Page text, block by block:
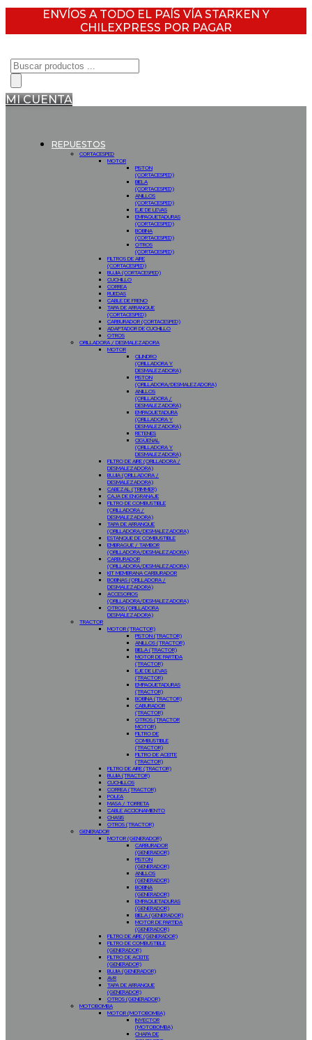
ENVÍOS A TODO EL PAÍS VÍA STARKEN Y
CHILEXPRESS POR PAGAR
Búsqueda
de
productos
MI CUENTA
REPUESTOS
CORTACESPED
MOTOR
PISTON
(CORTACESPED)
BIELA
(CORTACESPED)
ANILLOS
(CORTACESPED)
EJE DE LEVAS
EMPAQUETADURAS
(CORTACESPED)
BOBINA
(CORTACESPED)
OTROS
(CORTACESPED)
FILTROS DE AIRE
(CORTACESPED)
BUJIA (CORTACESPED)
CUCHILLO
CORREA
RUEDAS
CABLE DE FRENO
TAPA DE ARRANQUE
(CORTACESPED)
CARBURADOR (CORTACESPED)
ADAPTADOR DE CUCHILLO
OTROS
ORILLADORA / DESMALEZADORA
MOTOR
CILINDRO
(ORILLADORA Y
DESMALEZADORA)
PISTON
(ORILLADORA/DESMALEZADORA)
ANILLOS
(ORILLADORA /
DESMALEZADORA)
EMPAQUETADURA
(ORILLADORA Y
DESMALEZADORA)
RETENES
CIGÜEÑAL
(ORILLADORA Y
DESMALEZADORA)
FILTRO DE AIRE (ORILLADORA /
DESMALEZADORA)
BUJIA (ORILLADORA /
DESMALEZADORA)
CABEZAL (TRIMMER)
CAJA DE ENGRANAJE
FILTRO DE COMBUSTIBLE
(ORILLADORA /
DESMALEZADORA)
TAPA DE ARRANQUE
(ORILLADORA/DESMALEZADORA)
ESTANQUE DE COMBUSTIBLE
EMBRAGUE / TAMBOR
(ORILLADORA/DESMALEZADORA)
CARBURADOR
(ORILLADORA/DESMALEZADORA)
KIT MEMBRANA CARBURADOR
BOBINAS (ORILLADORA /
DESMALEZADORA)
ACCESORIOS
(ORILLADORA/DESMALEZADORA)
OTROS (ORILLADORA
DESMALEZADORA)
TRACTOR
MOTOR (TRACTOR)
PISTON (TRACTOR)
ANILLOS (TRACTOR)
BIELA (TRACTOR)
MOTOR DE PARTIDA
(TRACTOR)
EJE DE LEVAS
(TRACTOR)
EMPAQUETADURAS
(TRACTOR)
BOBINA (TRACTOR)
CABURADOR
(TRACTOR)
OTROS (TRACTOR
MOTOR)
FILTRO DE
COMBUSTIBLE
(TRACTOR)
FILTRO DE ACEITE
(TRACTOR)
FILTRO DE AIRE (TRACTOR)
BUJIA (TRACTOR)
CUCHILLOS
CORREA (TRACTOR)
POLEA
MASA / TORRETA
CABLE ACCIONAMIENTO
CHASIS
OTROS (TRACTOR)
GENERADOR
MOTOR (GENERADOR)
CARBURADOR
(GENERADOR)
PISTON
(GENERADOR)
ANILLOS
(GENERADOR)
BOBINA
(GENERADOR)
EMPAQUETADURAS
(GENERADOR)
BIELA (GENERADOR)
MOTOR DE PARTIDA
(GENERADOR)
FILTRO DE AIRE (GENERADOR)
FILTRO DE COMBUSTIBLE
(GENERADOR)
FILTRO DE ACEITE
(GENERADOR)
BUJIA (GENERADOR)
AVR
TAPA DE ARRANQUE
(GENERADOR)
OTROS (GENERADOR)
MOTOBOMBA
MOTOR (MOTOBOMBA)
INYECTOR
(MOTOBOMBA)
CHAPA DE